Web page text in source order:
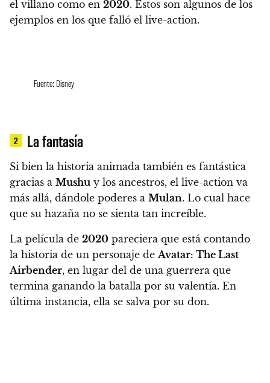
el villano como en 2020. Estos son algunos de los
ejemplos en los que falló el live-action.
Fuente: Disney
2 La fantasía
Si bien la historia animada también es fantástica
gracias a Mushu y los ancestros, el live-action va
más allá, dándole poderes a Mulan. Lo cual hace
que su hazaña no se sienta tan increíble.
La película de 2020 pareciera que está contando
la historia de un personaje de Avatar: The Last
Airbender, en lugar del de una guerrera que
termina ganando la batalla por su valentía. En
última instancia, ella se salva por su don.